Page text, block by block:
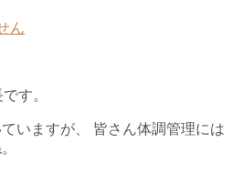
ん
す。
いますが、 皆さん体調管理には